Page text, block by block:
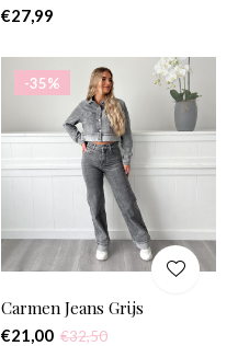
€27,99
-35%
Carmen Jeans Grijs
€21,00 €32,50